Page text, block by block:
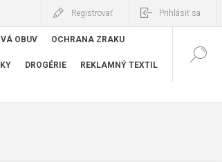
Registrovať Prihlásiť sa
OBUV OCHRANA ZRAKU
DROGÉRIE REKLAMNÝ TEXTIL